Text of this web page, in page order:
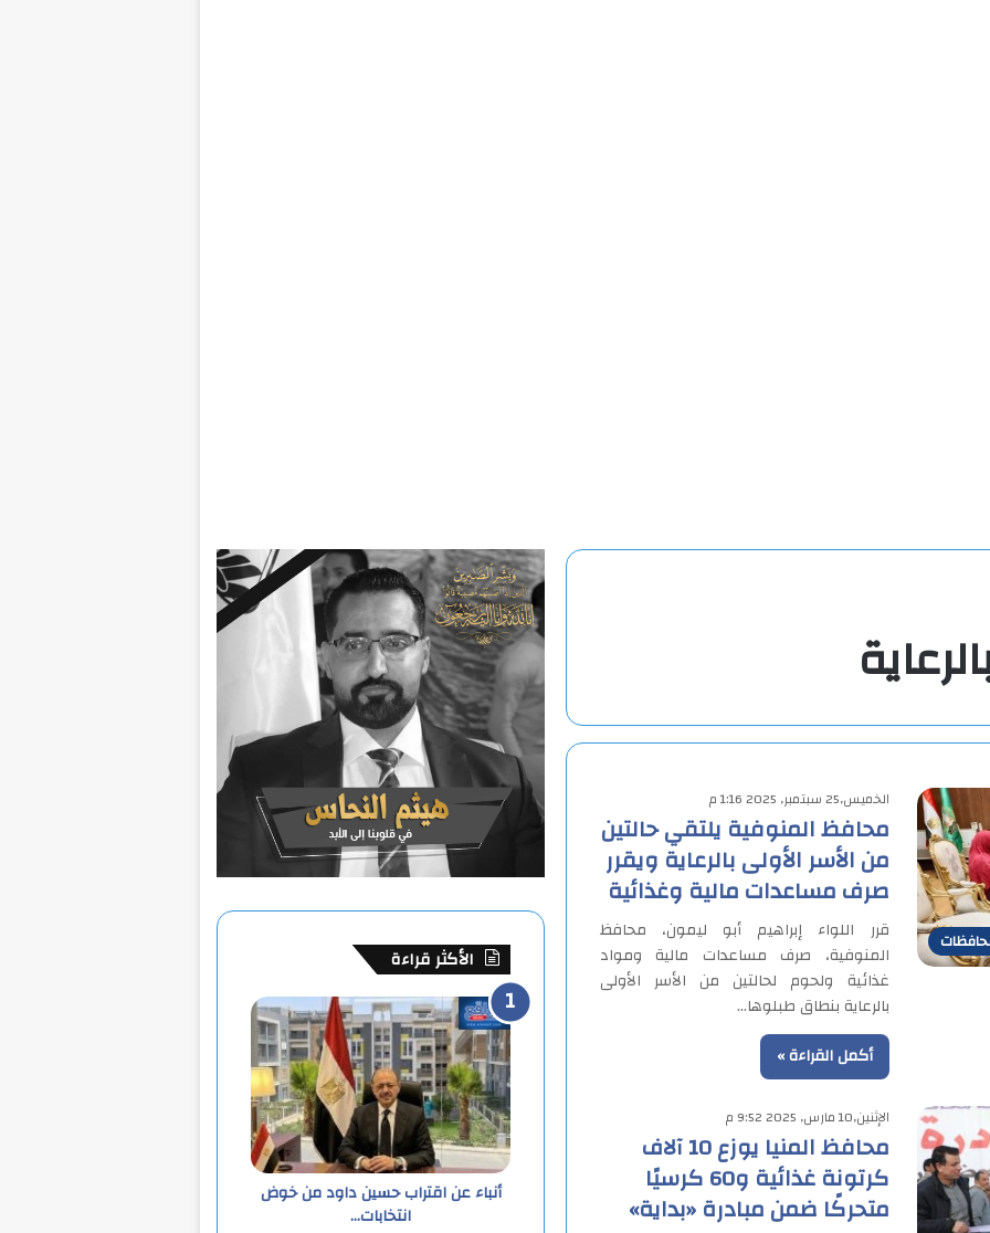
الخميس,25 سبتمبر, 2025 1:16 م
محافظ المنوفية يلتقي حالتين
من الأسر الأولى بالرعاية ويقرر
صرف مساعدات مالية وغذائية
قرر اللواء إبراهيم أبو ليمون، محافظ
المنوفية، صرف مساعدات مالية ومواد
غذائية ولحوم لحالتين من الأسر الأولى
بالرعاية بنطاق طبلوها…
أكمل القراءة »
الإثنين,10 مارس, 2025 9:52 م
محافظ المنيا يوزع 10 آلاف
كرتونة غذائية و60 كرسيًا
متحركًا ضمن مبادرة «بداية»
الأكثر قراءة
أنباء عن اقتراب حسين داود من خوض
انتخابات…